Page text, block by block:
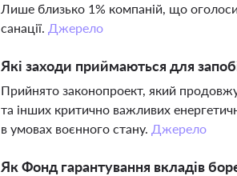
Лише близько 1% компаній, що
санації. Джерело
Які заходи приймаються для
Прийнято законопроект, який
та інших критично важливих
в умовах воєнного стану. Джерело
Як Фонд гарантування вкладів